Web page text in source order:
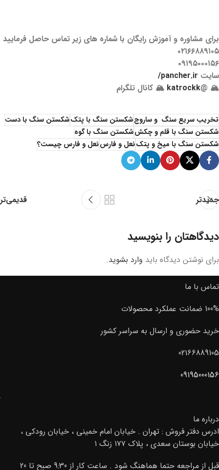
برای مشاوره و آموزش رایگان با شماره های زیر تماس حاصل فرمایید
۰۲۱۶۶۸۸۹۱۰۵
۰۹۱۹۵۰۰۰۱۵۶
سایت pancher.ir/
🏔 @
katrockk 🏔 کانال تلگرام
تخریب سریع سنگ و ساروجشکستن سنگ با پتکشکستن سنگ با دست
شکستن سنگ با قلم و چکششکستن سنگ با گوه
شکستن سنگ با میخ و پتکنعل و فارسنعل و فارس چیست؟
جدیدتر قدیمی‌تر
دیدگاهتان را بنویسید
برای نوشتن دیدگاه باید وارد بشوید.
تماس با ما
100% ضمانت عملکرد محصولات
خرید حضوری و ارسال به سراسر کشور
02166889105
09195000156
درباره ما
ادرس دفتر فروش : تهران . خیابان امام خمینی ، خیابان رودکی ،
خیابان بوستان سعدی ، پلاک ۱۷۷ زنگ ۱
قبل از مراجعه حتما هماهنگ شود . ساعت کار از 9:30 صبح تا 20